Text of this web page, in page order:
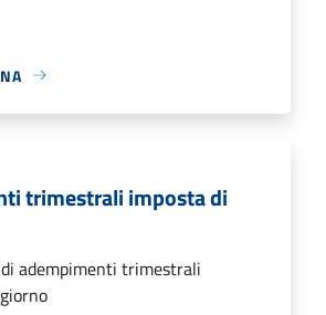
trimestrali imposta di
adempimenti trimestrali